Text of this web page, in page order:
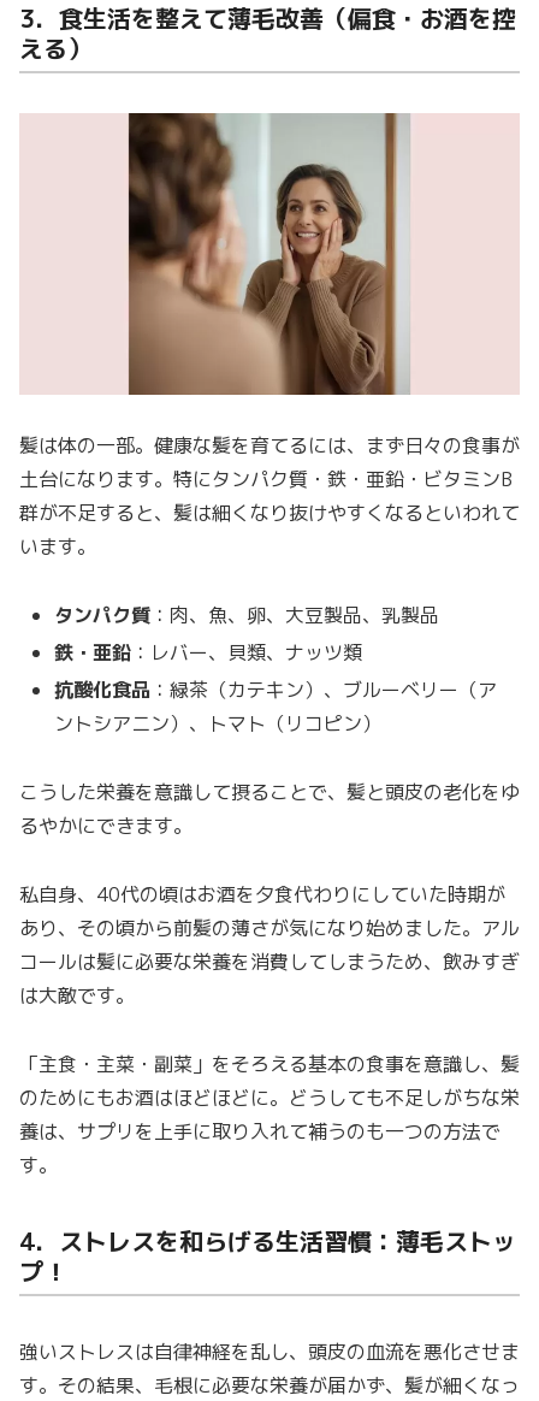
3．食生活を整えて薄毛改善（偏食・お酒を控
える）
髪は体の一部。健康な髪を育てるには、まず日々の食事が
土台になります。特にタンパク質・鉄・亜鉛・ビタミンB
群が不足すると、髪は細くなり抜けやすくなるといわれて
います。
タンパク質 ：肉、魚、卵、大豆製品、乳製品
鉄・亜鉛 ：レバー、貝類、ナッツ類
抗酸化食品 ：緑茶（カテキン）、ブルーベリー（ア
ントシアニン）、トマト（リコピン）
こうした栄養を意識して摂ることで、髪と頭皮の老化をゆ
るやかにできます。
私自身、40代の頃はお酒を夕食代わりにしていた時期が
あり、その頃から前髪の薄さが気になり始めました。アル
コールは髪に必要な栄養を消費してしまうため、飲みすぎ
は大敵です。
「主食・主菜・副菜」をそろえる基本の食事を意識し、髪
のためにもお酒はほどほどに。どうしても不足しがちな栄
養は、サプリを上手に取り入れて補うのも一つの方法で
す。
4．ストレスを和らげる生活習慣：薄毛ストッ
プ！
強いストレスは自律神経を乱し、頭皮の血流を悪化させま
す。その結果、毛根に必要な栄養が届かず、髪が細くなっ